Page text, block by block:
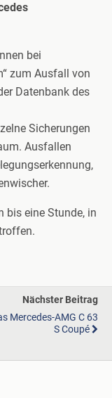
bei
zum Ausfall von
Datenbank des
Sicherungen
Ausfallen
bis eine Stunde, in
Nächster Beitrag
Mercedes-AMG C 63
S Coupé